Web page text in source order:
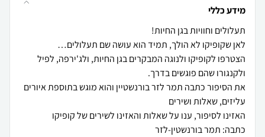
מידע כללי
הצטרפו לקופיקו ולנוגה המבקרים בגן החיות, ולג'ירפה, לפיל
את הסיפור כתבה תמר לזר בורנשטיין והוא מוגש בתוספת איורים